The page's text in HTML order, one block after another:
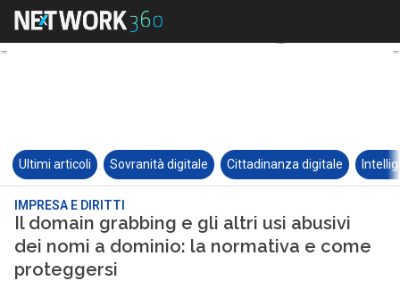
Ultimi articoli Sovranità digitale Cittadinanza digitale
IMPRESA E DIRITTI
Il domain grabbing e gli altri usi abusivi
dei nomi a dominio: la normativa e come
proteggersi